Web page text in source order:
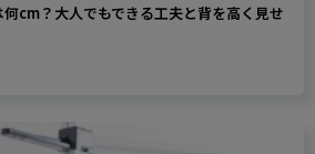
cm？大人でもできる工夫と背を高く見せ